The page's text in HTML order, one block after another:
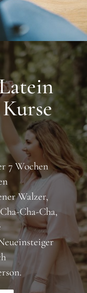
7 Wochen
Walzer,
Cha-Cha,